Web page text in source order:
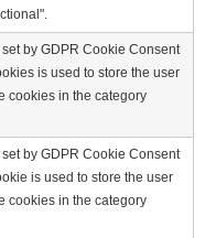
by GDPR Cookie Consent
is used to store the user
cookies in the category
by GDPR Cookie Consent
is used to store the user
cookies in the category